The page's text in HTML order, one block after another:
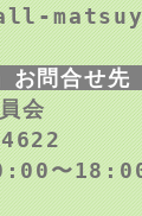
お問合せ
オール松山実行委員会
4622
〜